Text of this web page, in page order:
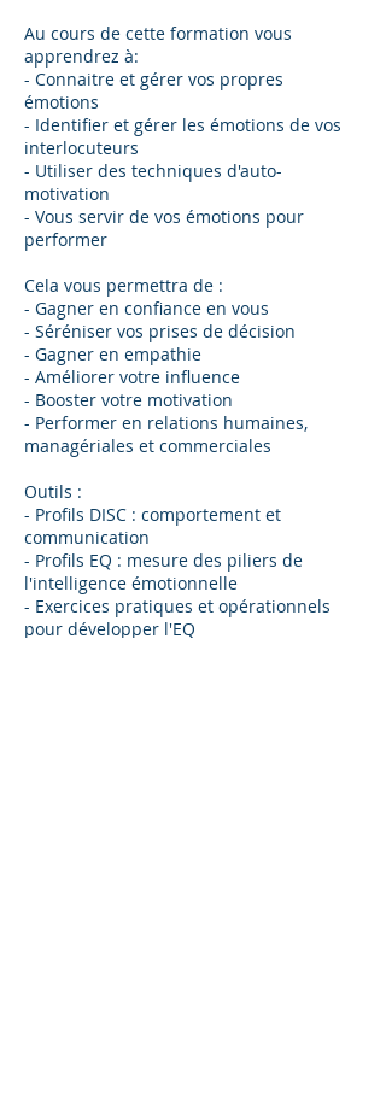
Au cours de cette formation vous
apprendrez à:
- Connaitre et gérer vos propres
émotions
- Identifier et gérer les émotions de vos
interlocuteurs
- Utiliser des techniques d'auto-
motivation
- Vous servir de vos émotions pour
performer
Cela vous permettra de :
- Gagner en confiance en vous
- Séréniser vos prises de décision
- Gagner en empathie
- Améliorer votre influence
- Booster votre motivation
- Performer en relations humaines,
managériales et commerciales
Outils :
- Profils DISC : comportement et
communication
- Profils EQ : mesure des piliers de
l'intelligence émotionnelle
- Exercices pratiques et opérationnels
pour développer l'EQ